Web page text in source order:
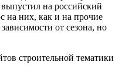
на российский
на них, как и на прочие
от сезона, но